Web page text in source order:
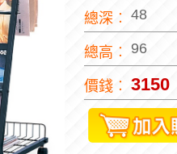
總深︰ 48
總高︰ 96
價錢︰ 3150